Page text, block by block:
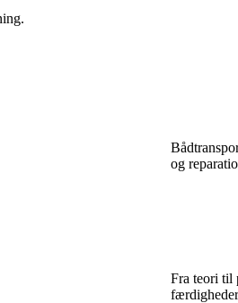
og
Fra teori til